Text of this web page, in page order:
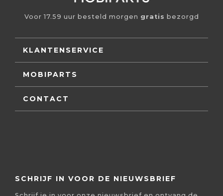
Voor 17.59 uur besteld morgen gratis bezorgd
KLANTENSERVICE
MOBIPARTS
CONTACT
SCHRIJF IN VOOR DE NIEUWSBRIEF